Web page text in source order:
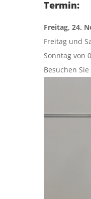
Termin:
Freitag, 24.
Freitag und
Sonntag von
Besuchen